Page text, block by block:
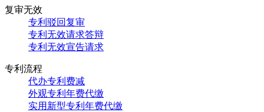
复审无效
专利驳回复审
专利无效请求答辩
专利无效宣告请求
专利流程
代办专利费减
外观专利年费代缴
实用新型专利年费代缴